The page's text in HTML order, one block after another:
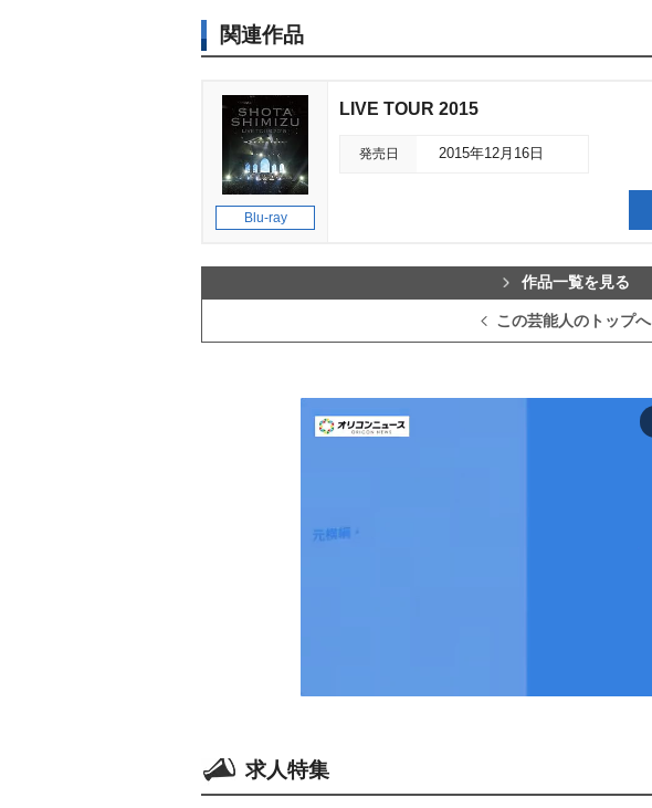
関連作品
Blu-ray
LIVE TOUR 2015
発売日 2015年12月16日
作品一覧を見る
この芸能人のトップへ
求人特集